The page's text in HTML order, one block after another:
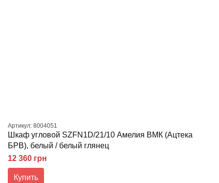
Артикул: 8004051
Шкаф угловой SZFN1D/21/10 Амелия ВМК (Ацтека
БРВ), белый / белый глянец
12 360 грн
Купить